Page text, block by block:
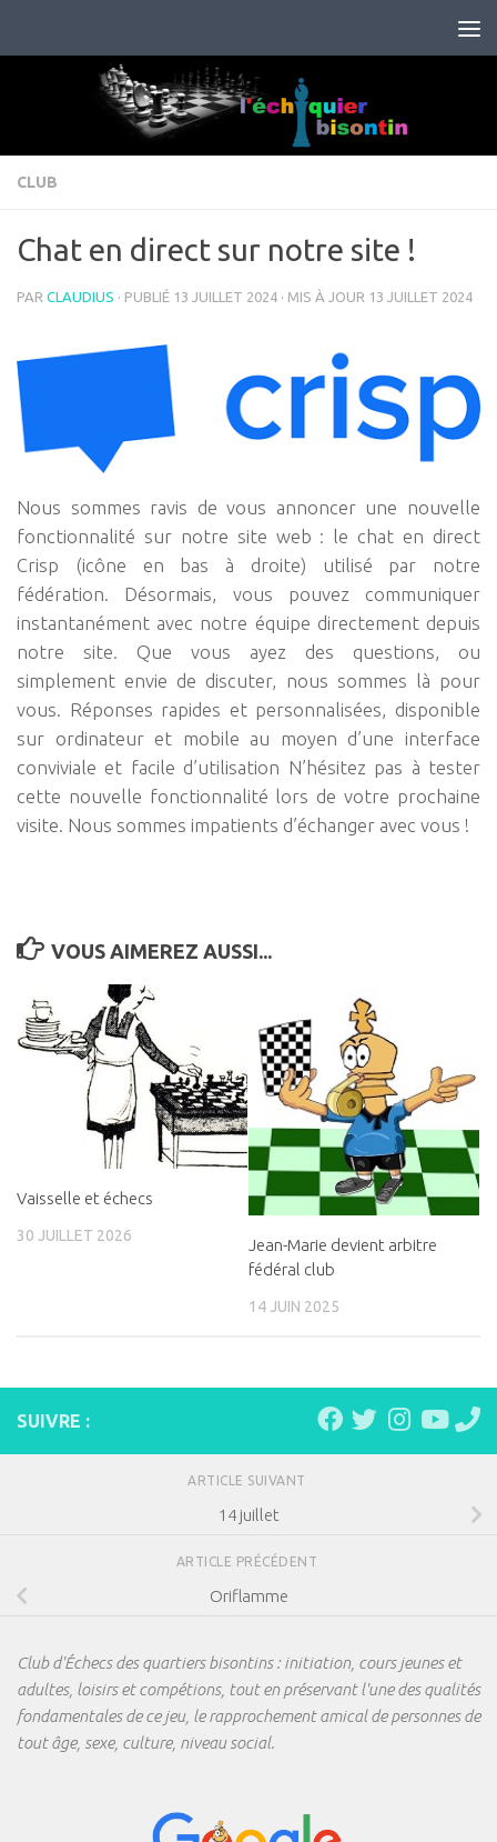
CLUB
Chat en direct sur notre site !
PAR CLAUDIUS · PUBLIÉ 13 JUILLET 2024 · MIS À JOUR 13 JUILLET 2024
Nous sommes ravis de vous annoncer une nouvelle
fonctionnalité sur notre site web : le chat en direct
Crisp (icône en bas à droite) utilisé par notre
fédération. Désormais, vous pouvez communiquer
instantanément avec notre équipe directement depuis
notre site. Que vous ayez des questions, ou
simplement envie de discuter, nous sommes là pour
vous. Réponses rapides et personnalisées, disponible
sur ordinateur et mobile au moyen d’une interface
conviviale et facile d’utilisation N’hésitez pas à tester
cette nouvelle fonctionnalité lors de votre prochaine
visite. Nous sommes impatients d’échanger avec vous !
VOUS AIMEREZ AUSSI...
Vaisselle et échecs
30 JUILLET 2026
Jean-Marie devient arbitre
fédéral club
14 JUIN 2025
SUIVRE :
ARTICLE SUIVANT
14 juillet
ARTICLE PRÉCÉDENT
Oriflamme
Club d'Échecs des quartiers bisontins : initiation, cours jeunes et
adultes, loisirs et compétions, tout en préservant l'une des qualités
fondamentales de ce jeu, le rapprochement amical de personnes de
tout âge, sexe, culture, niveau social.